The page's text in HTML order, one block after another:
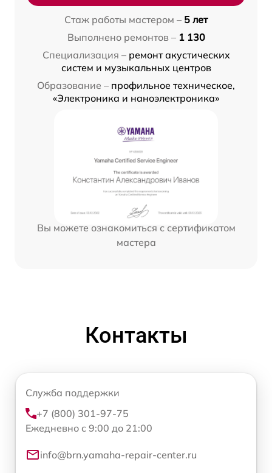
Стаж работы мастером – 5 лет
Выполнено ремонтов – 1 130
Специализация – ремонт акустических
систем и музыкальных центров
Образование – профильное техническое,
«Электроника и наноэлектроника»
Вы можете ознакомиться с сертификатом
мастера
Контакты
Служба поддержки
+7 (800) 301-97-75
Ежедневно с 9:00 до 21:00
info@brn.yamaha-repair-center.ru